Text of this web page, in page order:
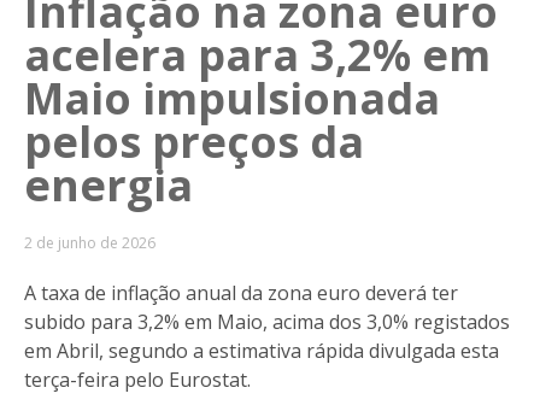
acelera para 3,2% em
Maio impulsionada
pelos preços da
energia
2 de junho de 2026
A taxa de inflação anual da zona euro deverá ter
subido para 3,2% em Maio, acima dos 3,0% registados
em Abril, segundo a estimativa rápida divulgada esta
terça-feira pelo Eurostat.